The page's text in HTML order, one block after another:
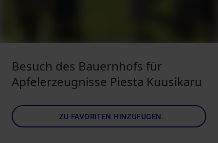
Besuch des Bauernhofs für
Apfelerzeugnisse Piesta Kuusikaru
ZU FAVORITEN HINZUFÜGEN